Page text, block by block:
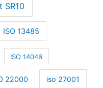
SR10
ISO 13485
ISO 14046
22000 iso 27001